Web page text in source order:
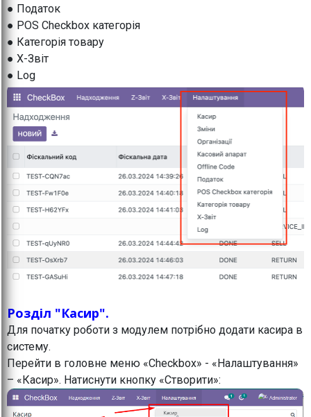
● Податок
● POS Checkbox категорія
● Категорія товару
● X-Звіт
● Log
Розділ "Касир".
Для початку роботи з модулем потрібно додати касира в
систему.
Перейти в головне меню «Checkbox» - «Налаштування»
– «Касир». Натиснути кнопку «Створити»: